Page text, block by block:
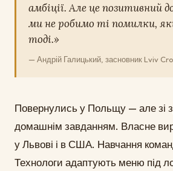
амбіції. Але це позитивний
ми не робимо ті помилки,
тоді.»
— Андрій Галицький, засновник Lviv
Повернулись у Польщу — але зі
домашнім завданням. Власне
у Львові і в США. Навчання
Технологи адаптують меню під